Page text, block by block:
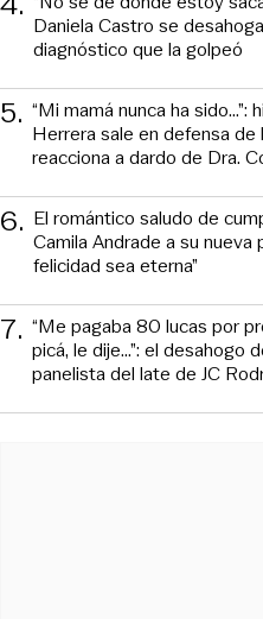
Daniela Castro se
diagnóstico que la golpeó
5. “Mi mamá nunca ha sido...”:
Herrera sale en defensa de
reacciona a dardo de Dra.
6. El romántico saludo de
Camila Andrade a su nueva
felicidad sea eterna”
7. “Me pagaba 80 lucas por
picá, le dije...”: el desahogo
panelista del late de JC